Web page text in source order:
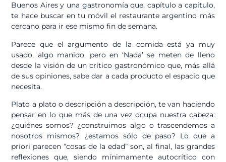
Buenos Aires y una gastronomía que, capítulo a capítulo,
te hace buscar en tu móvil el restaurante argentino más
cercano para ir ese mismo fin de semana.
Parece que el argumento de la comida está ya muy
usado, algo manido, pero en ‘Nada’ se meten de lleno
desde la visión de un crítico gastronómico que, más allá
de sus opiniones, sabe dar a cada producto el espacio que
necesita.
Plato a plato o descripción a descripción, te van haciendo
pensar en lo que más de una vez ocupa nuestra cabeza:
¿quiénes somos? ¿construimos algo o trascendemos a
nosotros mismos? ¿estamos sólo de paso? Lo que a
priori parecen “cosas de la edad” son, al final, las grandes
reflexiones que, siendo mínimamente autocrítico con